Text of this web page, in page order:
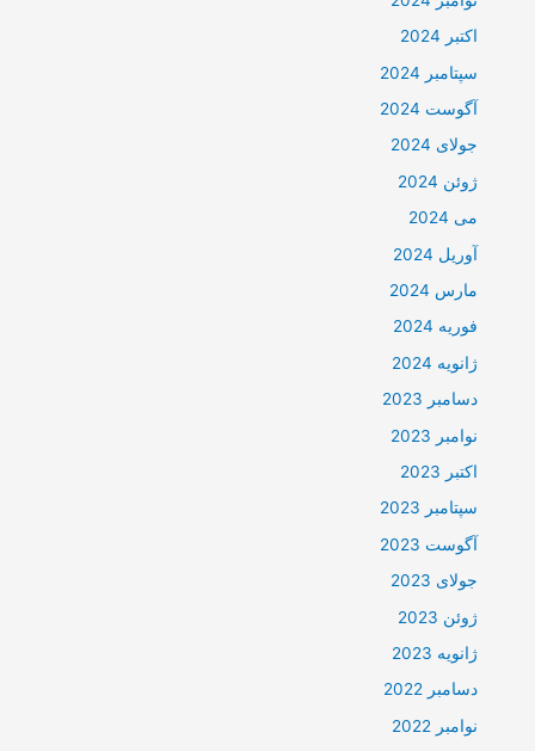
اکتبر 2024
سپتامبر 2024
آگوست 2024
جولای 2024
ژوئن 2024
می 2024
آوریل 2024
مارس 2024
فوریه 2024
ژانویه 2024
دسامبر 2023
نوامبر 2023
اکتبر 2023
سپتامبر 2023
آگوست 2023
جولای 2023
ژوئن 2023
ژانویه 2023
دسامبر 2022
نوامبر 2022